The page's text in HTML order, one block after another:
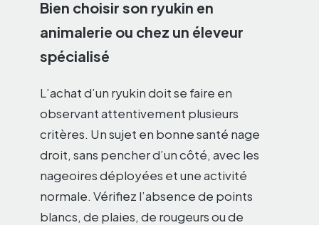
Bien choisir son ryukin en
animalerie ou chez un éleveur
spécialisé
L’achat d’un ryukin doit se faire en
observant attentivement plusieurs
critères. Un sujet en bonne santé nage
droit, sans pencher d’un côté, avec les
nageoires déployées et une activité
normale. Vérifiez l’absence de points
blancs, de plaies, de rougeurs ou de